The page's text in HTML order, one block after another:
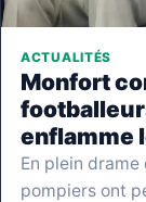
ACTUALITÉS
Monfort
enflamme
En plein
pompiers ont